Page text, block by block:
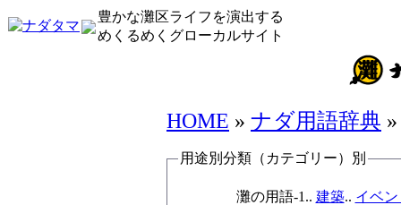
豊かな灘区ライフを演出する
めくるめくグローカルサイト
HOME » ナダ用語辞典
用途別分類（カテゴリー）別
灘の用語-1.. 建築.. イベン